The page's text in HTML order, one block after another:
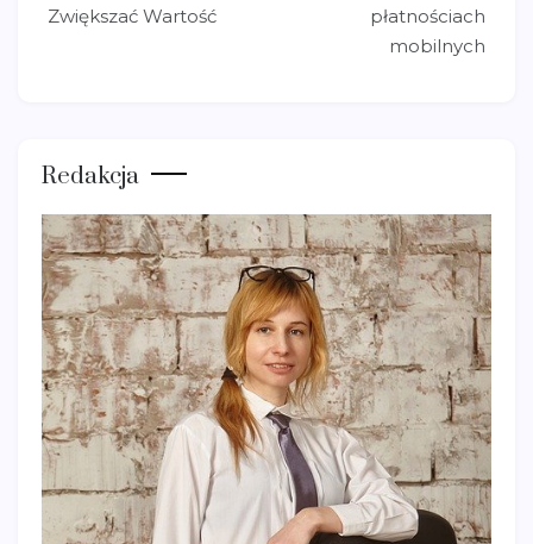
Zwiększać Wartość
płatnościach
mobilnych
Redakcja